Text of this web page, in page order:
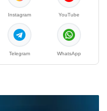
Instagram YouTube
Telegram WhatsApp